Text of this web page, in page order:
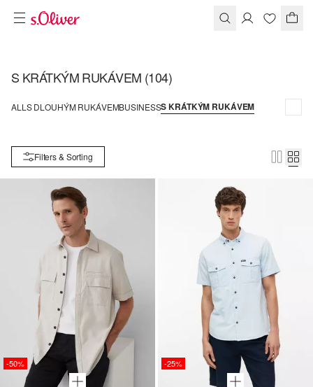
S KRÁTKÝM RUKÁVEM (104)
ALL S DLOUHÝM RUKÁVEMBUSINESSS KRÁTKÝM RUKÁVEM
Filters & Sorting
-50% -25%